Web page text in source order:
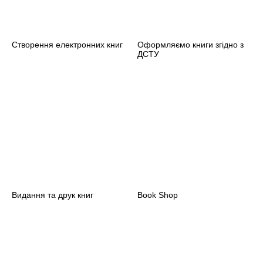
Створення електронних книг
Оформляємо книги згідно з
ДСТУ
Видання та друк книг Book Shop